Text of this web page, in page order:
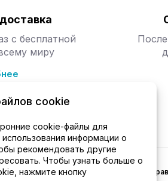
с бесплатной
миру
Политика конфиденциальности
cookie
cookie-файлы для
информации о
рекомендовать другие
Чтобы узнать больше о
нажмите кнопку